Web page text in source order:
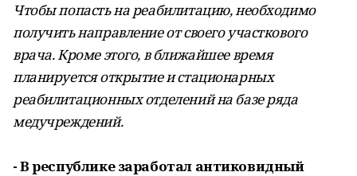
Чтобы попасть на реабилитацию, необходимо
получить направление от своего участкового
врача. Кроме этого, в ближайшее время
планируется открытие и стационарных
реабилитационных отделений на базе ряда
медучреждений.
- В республике заработал антиковидный